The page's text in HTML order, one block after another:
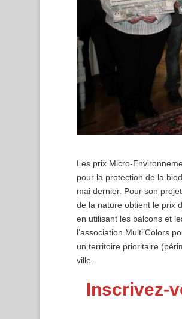
Les prix Micro-
pour la protection de la
mai dernier. Pour son
de la nature obtient le prix
en utilisant les balcons et
l’association Multi’Colors
un territoire prioritaire
ville.
Inscrivez-